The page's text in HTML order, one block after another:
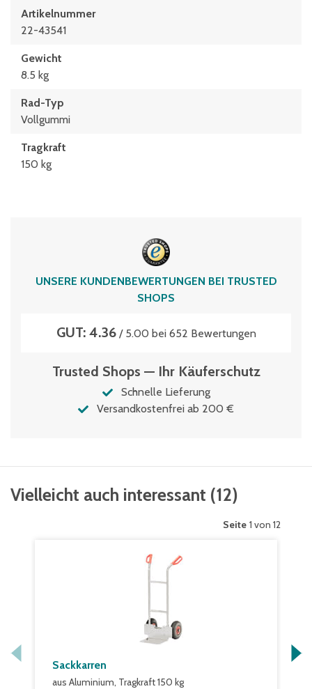
Artikelnummer
22-43541
Gewicht
8.5 kg
Rad-Typ
Vollgummi
Tragkraft
150 kg
UNSERE KUNDENBEWERTUNGEN BEI TRUSTED
SHOPS
GUT: 4.36/ 5.00 bei 652 Bewertungen
Trusted Shops — Ihr Käuferschutz
Schnelle Lieferung
Versandkostenfrei ab 200 €
Vielleicht auch interessant (12)
Seite 1 von 12
Sackkarren
aus Aluminium, Tragkraft 150 kg